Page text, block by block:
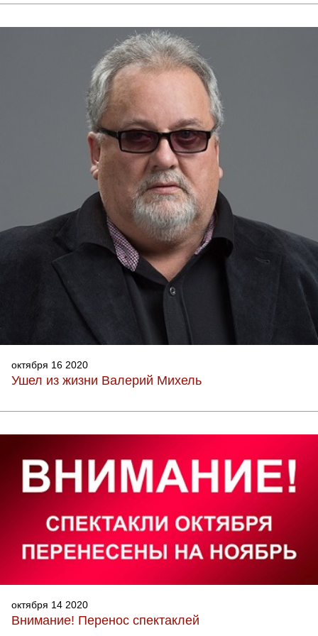
октября 16 2020
Ушел из жизни Валерий Михель
октября 14 2020
Внимание! Перенос спектаклей